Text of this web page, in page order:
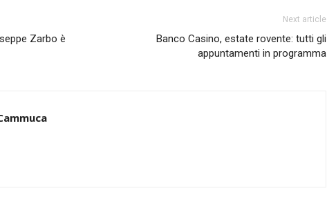
Zarbo è
Next article
Banco Casino, estate rovente: tutti gli
appuntamenti in programma